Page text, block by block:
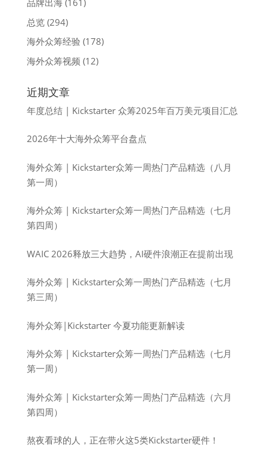
品牌出海(161)
总览(294)
海外众筹经验 (178)
海外众筹视频 (12)
近期文章
年度总结 | Kickstarter 众筹2025年百万美元项目汇总
2026年十大海外众筹平台盘点
海外众筹 | Kickstarter众筹一周热门产品精选（八月
第一周）
海外众筹 | Kickstarter众筹一周热门产品精选（七月
第四周）
WAIC 2026释放三大趋势，AI硬件浪潮正在提前出现
海外众筹 | Kickstarter众筹一周热门产品精选（七月
第三周）
海外众筹|Kickstarter 今夏功能更新解读
海外众筹 | Kickstarter众筹一周热门产品精选（七月
第一周）
海外众筹 | Kickstarter众筹一周热门产品精选（六月
第四周）
熬夜看球的人，正在带火这5类Kickstarter硬件！